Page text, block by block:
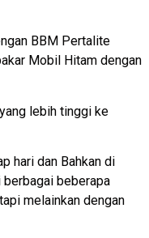
BBM Pertalite
Mobil Hitam dengan
lebih tinggi ke
hari dan Bahkan di
beberapa
melainkan dengan